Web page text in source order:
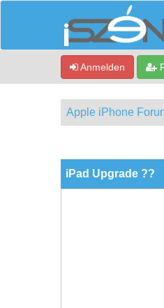
Anmelden
Apple iPhone
iPad Upgrade ??